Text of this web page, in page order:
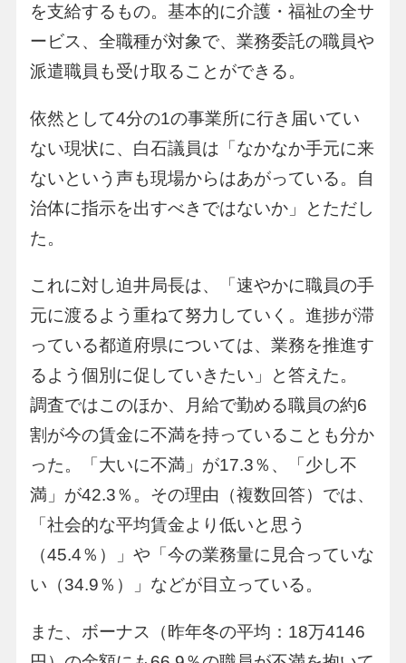
を支給するもの。基本的に介護・福祉の全サ
ービス、全職種が対象で、業務委託の職員や
派遣職員も受け取ることができる。
依然として4分の1の事業所に行き届いてい
ない現状に、白石議員は「なかなか手元に来
ないという声も現場からはあがっている。自
治体に指示を出すべきではないか」とただし
た。
これに対し迫井局長は、「速やかに職員の手
元に渡るよう重ねて努力していく。進捗が滞
っている都道府県については、業務を推進す
るよう個別に促していきたい」と答えた。
調査ではこのほか、月給で勤める職員の約6
割が今の賃金に不満を持っていることも分か
った。「大いに不満」が17.3％、「少し不
満」が42.3％。その理由（複数回答）では、
「社会的な平均賃金より低いと思う
（45.4％）」や「今の業務量に見合っていな
い（34.9％）」などが目立っている。
また、ボーナス（昨年冬の平均：18万4146